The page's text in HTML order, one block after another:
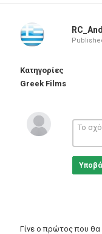
Κατηγορίες
Greek Films
Γίνε ο πρώτος που θα